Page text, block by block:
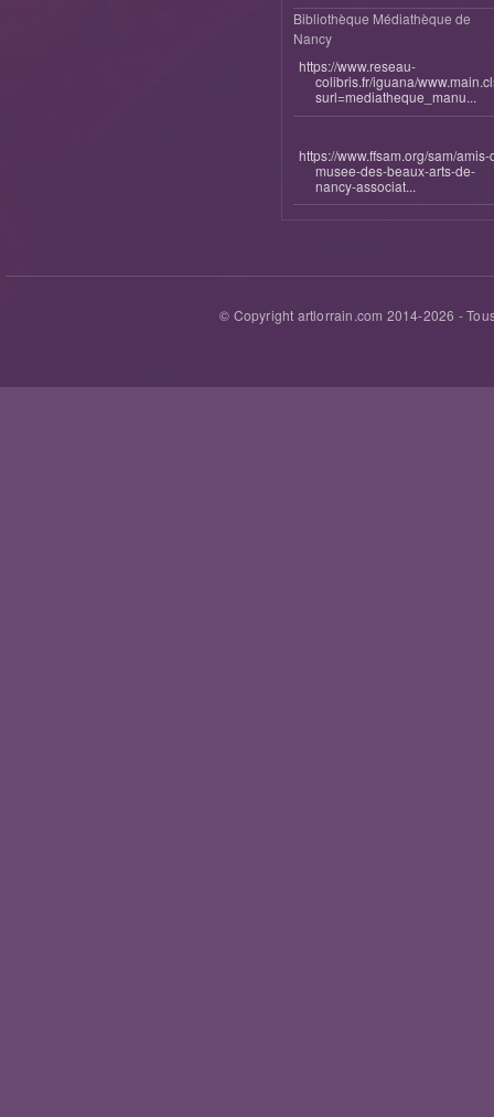
Bibliothèque Médiathèque de
Nancy
https://www.reseau-
colibris.fr/iguana/
surl=mediatheque_manu...
https://www.ffsam.org/sam/amis-
musee-des-beaux-arts-de-
nancy-associat...
© Copyright artlorrain.com 2014-2026 -